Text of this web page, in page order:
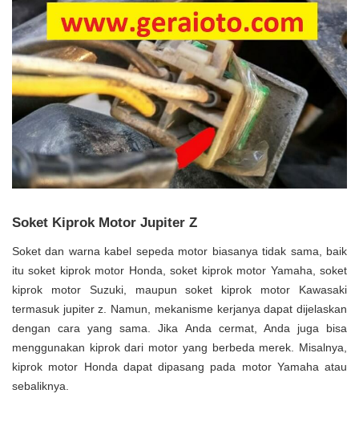
Soket Kiprok Motor Jupiter Z
Soket dan warna kabel sepeda motor biasanya tidak sama, baik
itu soket kiprok motor Honda, soket kiprok motor Yamaha, soket
kiprok motor Suzuki, maupun soket kiprok motor Kawasaki
termasuk jupiter z. Namun, mekanisme kerjanya dapat dijelaskan
dengan cara yang sama. Jika Anda cermat, Anda juga bisa
menggunakan kiprok dari motor yang berbeda merek. Misalnya,
kiprok motor Honda dapat dipasang pada motor Yamaha atau
sebaliknya.